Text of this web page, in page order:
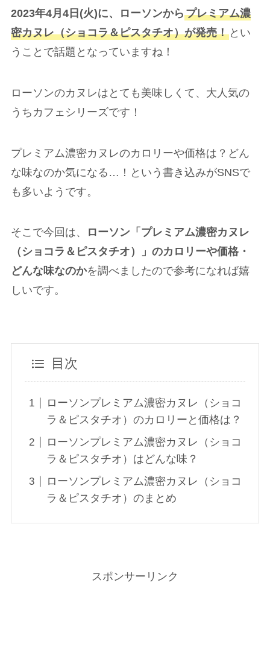
2023年4月4日(火)に、ローソンからプレミアム濃
密カヌレ（ショコラ＆ピスタチオ）が発売！とい
うことで話題となっていますね！
ローソンのカヌレはとても美味しくて、大人気の
うちカフェシリーズです！
プレミアム濃密カヌレのカロリーや価格は？どん
な味なのか気になる…！という書き込みがSNSで
も多いようです。
そこで今回は、
ローソン「プレミアム濃密カヌレ
（ショコラ＆ピスタチオ）」のカロリーや価格・
どんな味なのかを調べましたので参考になれば嬉
しいです。
目次
ローソンプレミアム濃密カヌレ（ショコ
ラ＆ピスタチオ）のカロリーと価格は？
ローソンプレミアム濃密カヌレ（ショコ
ラ＆ピスタチオ）はどんな味？
ローソンプレミアム濃密カヌレ（ショコ
ラ＆ピスタチオ）のまとめ
スポンサーリンク